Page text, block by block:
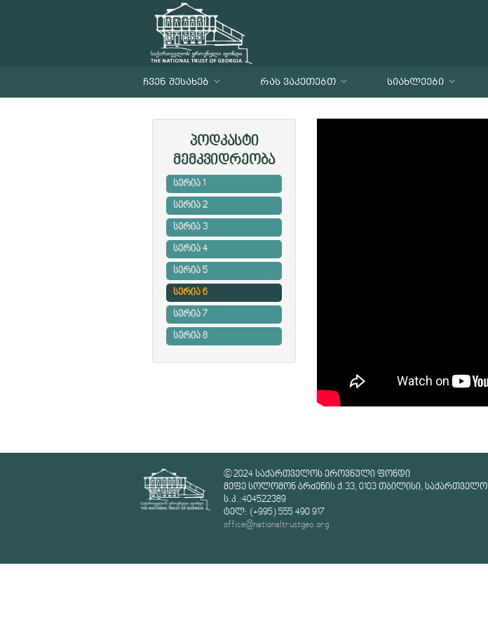
ᲩᲕᲔᲜ ᲨᲔᲡᲐᲮᲔᲑ ᲠᲐᲡ ᲕᲐᲙᲔᲗᲔᲑᲗ ᲡᲘᲐᲮᲚᲔᲔᲑᲘ
პოდკასტი
მემკვიდრეობა
სერია 1
სერია 2
სერია 3
სერია 4
სერია 5
სერია 6
სერია 7
სერია 8
© 2024 საქართველოს ეროვნული ფონდი
მეფე სოლომონ ბრძენის ქ.33, 0103 თბილისი, საქართველო
ს.კ.:404522389
ტელ: (+995) 555 490 917
office@nationaltrustgeo.org